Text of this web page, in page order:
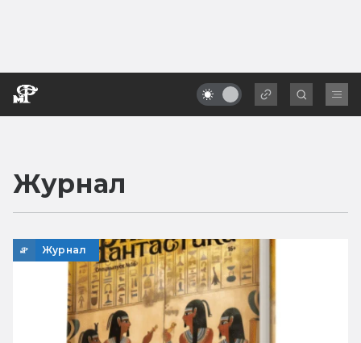
Журнал
Журнал